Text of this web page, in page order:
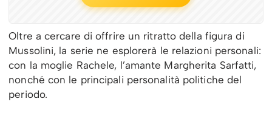
Oltre a cercare di offrire un ritratto della figura di
Mussolini, la serie ne esplorerà le relazioni personali:
con la moglie Rachele, l’amante Margherita Sarfatti,
nonché con le principali personalità politiche del
periodo.